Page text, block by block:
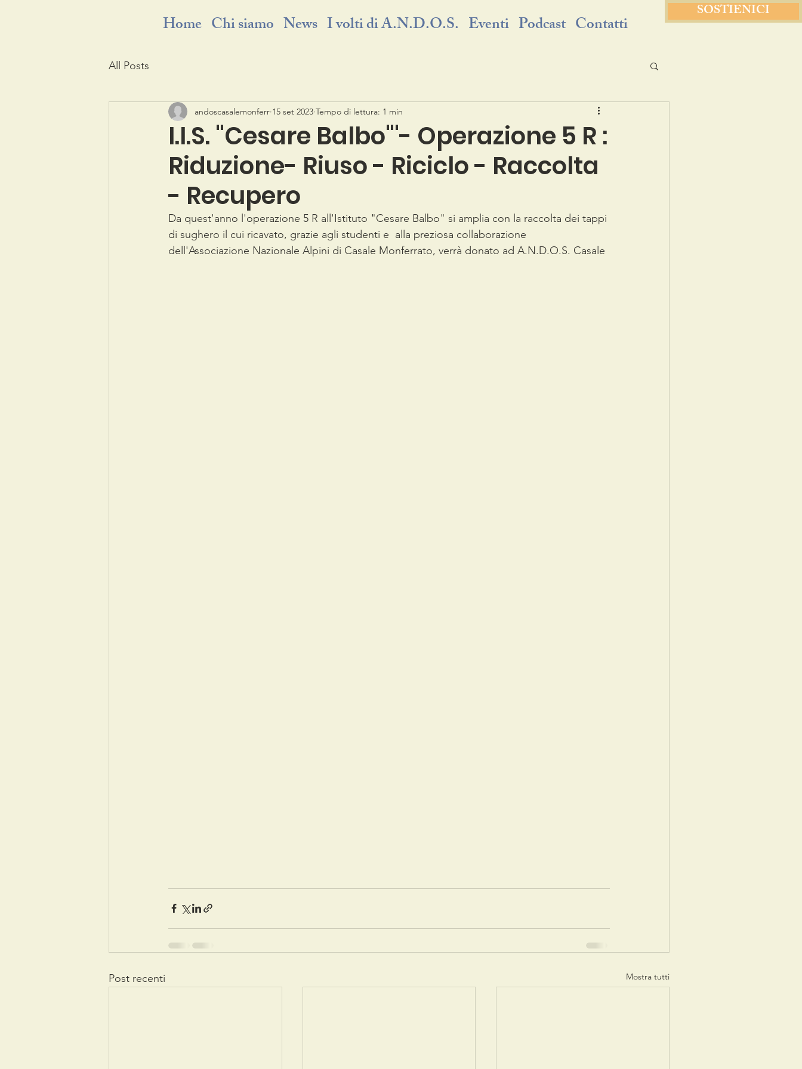
SOSTIENICI
Home Chi siamo News I volti di A.N.D.O.S. Eventi Podcast Contatti
All Posts
I.I.S. "Cesare Balbo"'- Operazione 5 R :
Riduzione- Riuso - Riciclo - Raccolta
- Recupero
andoscasalemonferr 15 set 2023 Tempo di lettura: 1 min
Da quest'anno l'operazione 5 R all'Istituto "Cesare Balbo" si amplia con la raccolta dei tappi
di sughero il cui ricavato, grazie agli studenti e  alla preziosa collaborazione
dell'Associazione Nazionale Alpini di Casale Monferrato, verrà donato ad A.N.D.O.S. Casale
Post recenti Mostra tutti